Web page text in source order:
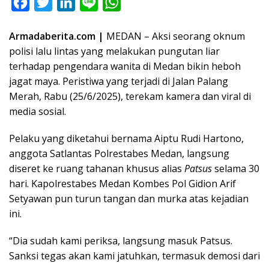
c
e
b
o
o
i
t
t
e
r
n
k
e
d
e
a
t
s
A
Armadaberita.com | MEDAN – Aksi seorang oknum
polisi lalu lintas yang melakukan pungutan liar
terhadap pengendara wanita di Medan bikin heboh
jagat maya. Peristiwa yang terjadi di Jalan Palang
Merah, Rabu (25/6/2025), terekam kamera dan viral di
media sosial.
Pelaku yang diketahui bernama Aiptu Rudi Hartono,
anggota Satlantas Polrestabes Medan, langsung
diseret ke ruang tahanan khusus alias Patsusselama 30
hari. Kapolrestabes Medan Kombes Pol Gidion Arif
Setyawan pun turun tangan dan murka atas kejadian
ini.
“Dia sudah kami periksa, langsung masuk Patsus.
Sanksi tegas akan kami jatuhkan, termasuk demosi dari